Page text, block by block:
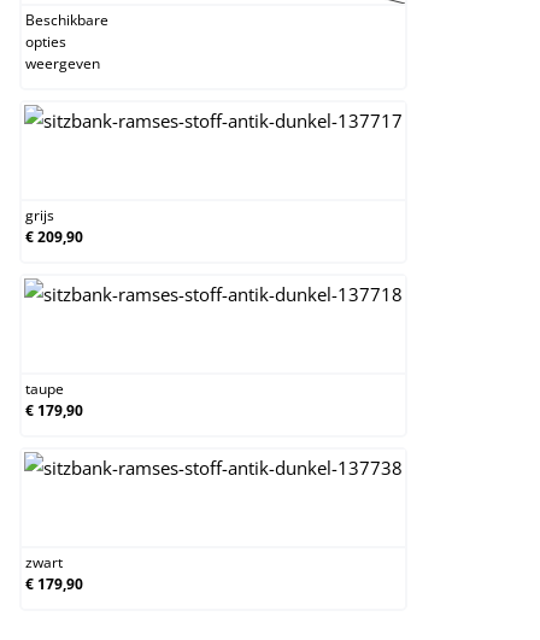
Beschikbare
opties
weergeven
grijs
€ 209,90
taupe
€ 179,90
zwart
€ 179,90